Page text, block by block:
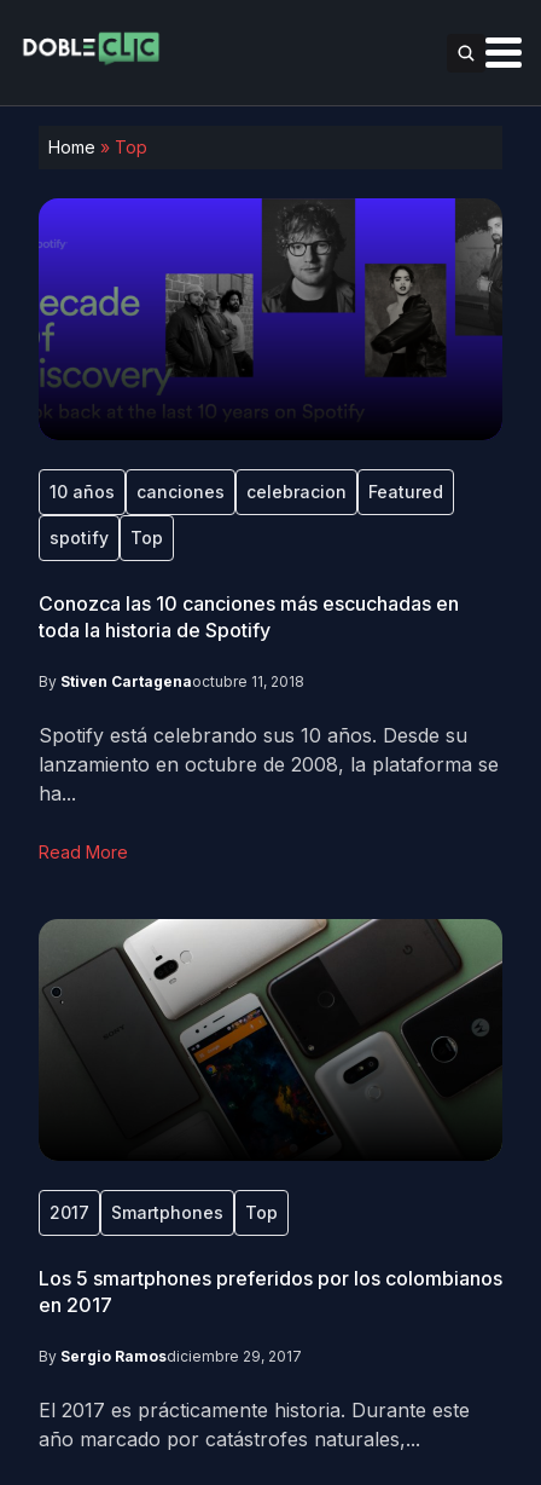
Home » Top
10 años canciones celebracion Featured
spotify Top
Conozca las 10 canciones más escuchadas en
toda la historia de Spotify
By Stiven Cartagenaoctubre 11, 2018
Spotify está celebrando sus 10 años. Desde su
lanzamiento en octubre de 2008, la plataforma se
ha...
Read More
2017 Smartphones Top
Los 5 smartphones preferidos por los colombianos
en 2017
By Sergio Ramosdiciembre 29, 2017
El 2017 es prácticamente historia. Durante este
año marcado por catástrofes naturales,...